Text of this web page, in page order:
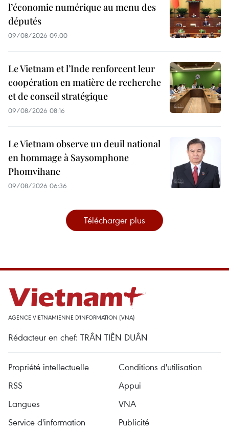
l’économie numérique au menu des
députés
09/08/2026 09:00
Le Vietnam et l’Inde renforcent leur
coopération en matière de recherche
et de conseil stratégique
09/08/2026 08:16
Le Vietnam observe un deuil national
en hommage à Saysomphone
Phomvihane
09/08/2026 06:36
Télécharger plus
AGENCE VIETNAMIENNE D'INFORMATION (VNA)
Rédacteur en chef: TRÂN TIÊN DUÂN
Propriété intellectuelle
Conditions d'utilisation
RSS
Appui
Langues
VNA
Service d'information
Publicité